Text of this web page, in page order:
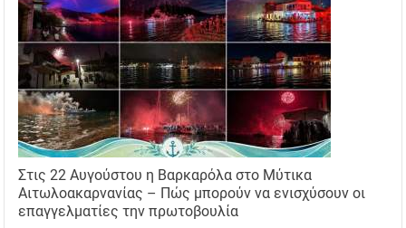
Στις 22 Αυγούστου η Βαρκαρόλα στο Μύτικα
Αιτωλοακαρνανίας – Πώς μπορούν να ενισχύσουν οι
επαγγελματίες την πρωτοβουλία